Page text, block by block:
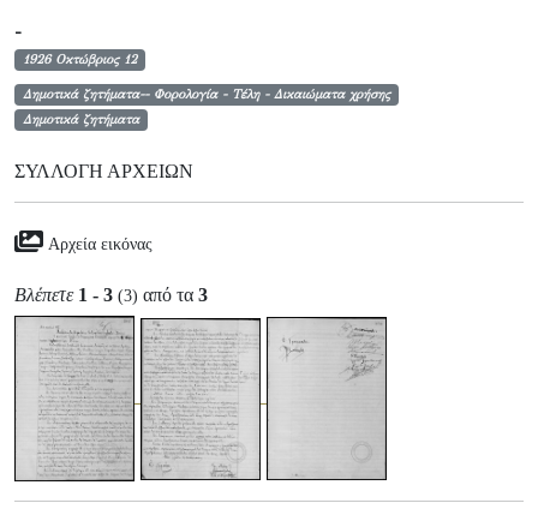
-
1926 Οκτώβριος 12
Δημοτικά ζητήματα-- Φορολογία - Τέλη - Δικαιώματα χρήσης
Δημοτικά ζητήματα
ΣΥΛΛΟΓΉ ΑΡΧΕΊΩΝ
Αρχεία εικόνας
Βλέπετε 1 - 3 (3) από τα 3